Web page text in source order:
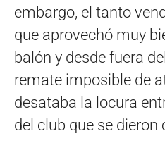
embargo, el tanto
que aprovechó muy
balón y desde fuera
remate imposible de
desataba la locura
del club que se dieron